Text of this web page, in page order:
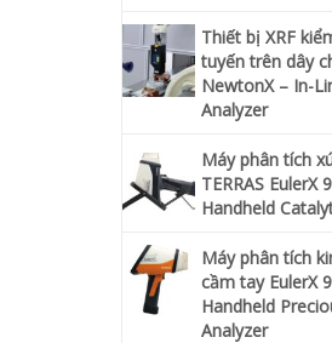
Thiết bị XRF
tuyến trên dây
NewtonX – In-
Analyzer
Máy phân tích
TERRAS EulerX
Handheld
Máy phân tích
cầm tay EulerX
Handheld
Analyzer